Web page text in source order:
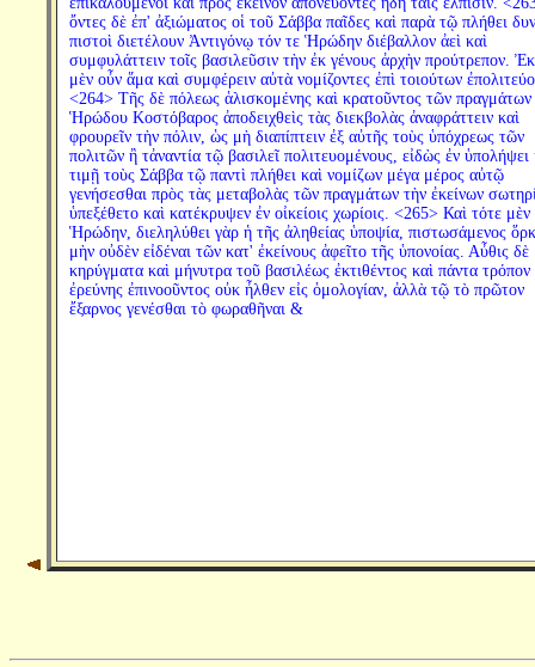
ὄντες δὲ ἐπ' ἀξιώματος οἱ τοῦ Σάββα παῖδες καὶ παρὰ τῷ πλήθει
πιστοὶ διετέλουν Ἀντιγόνῳ τόν τε Ἡρώδην διέβαλλον ἀεὶ καὶ
συμφυλάττειν τοῖς βασιλεῦσιν τὴν ἐκ γένους ἀρχὴν προύτρεπον.
μὲν οὖν ἅμα καὶ συμφέρειν αὐτὰ νομίζοντες ἐπὶ τοιούτων
<264> Τῆς δὲ πόλεως ἁλισκομένης καὶ κρατοῦντος τῶν πραγμάτων
Ἡρώδου Κοστόβαρος ἀποδειχθεὶς τὰς διεκβολὰς ἀναφράττειν καὶ
φρουρεῖν τὴν πόλιν, ὡς μὴ διαπίπτειν ἐξ αὐτῆς τοὺς ὑπόχρεως τῶν
πολιτῶν ἢ τἀναντία τῷ βασιλεῖ πολιτευομένους, εἰδὼς ἐν ὑπολήψει
τιμῇ τοὺς Σάββα τῷ παντὶ πλήθει καὶ νομίζων μέγα μέρος αὐτῷ
γενήσεσθαι πρὸς τὰς μεταβολὰς τῶν πραγμάτων τὴν ἐκείνων
ὑπεξέθετο καὶ κατέκρυψεν ἐν οἰκείοις χωρίοις. <265> Καὶ τότε μὲν
Ἡρώδην, διεληλύθει γὰρ ἡ τῆς ἀληθείας ὑποψία, πιστωσάμενος
μὴν οὐδὲν εἰδέναι τῶν κατ' ἐκείνους ἀφεῖτο τῆς ὑπονοίας. Αὖθις δὲ
κηρύγματα καὶ μήνυτρα τοῦ βασιλέως ἐκτιθέντος καὶ πάντα τρόπον
ἐρεύνης ἐπινοοῦντος οὐκ ἦλθεν εἰς ὁμολογίαν, ἀλλὰ τῷ τὸ πρῶτον
ἔξαρνος γενέσθαι τὸ φωραθῆναι &